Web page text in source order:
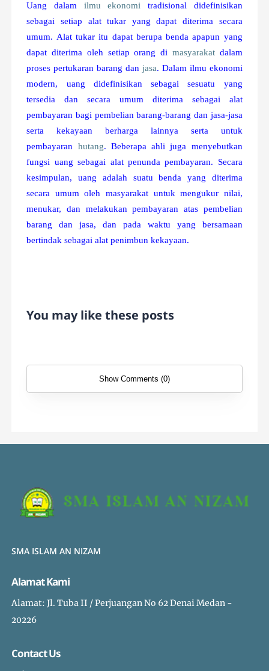
Uang dalam ilmu ekonomi tradisional didefinisikan
sebagai setiap alat tukar yang dapat diterima secara
umum. Alat tukar itu dapat berupa benda apapun yang
dapat diterima oleh setiap orang di masyarakatdalam
proses pertukaran barang dan jasa. Dalam ilmu ekonomi
modern, uang didefinisikan sebagai sesuatu yang
tersedia dan secara umum diterima sebagai alat
pembayaran bagi pembelian barang-barang dan jasa-jasa
serta kekayaan berharga lainnya serta untuk
pembayaran hutang. Beberapa ahli juga menyebutkan
fungsi uang sebagai alat penunda pembayaran. Secara
kesimpulan, uang adalah suatu benda yang diterima
secara umum oleh masyarakat untuk mengukur nilai,
menukar, dan melakukan pembayaran atas pembelian
barang dan jasa, dan pada waktu yang bersamaan
bertindak sebagai alat penimbun kekayaan.
You may like these posts
Show Comments (0)
SMA ISLAM AN NIZAM
Alamat Kami
Alamat: Jl. Tuba II / Perjuangan No 62 Denai Medan -
20226
Contact Us